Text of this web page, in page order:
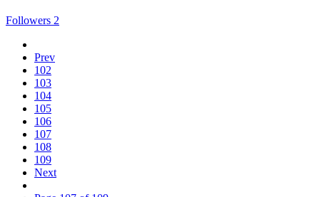
Followers 2
Prev
102
103
104
105
106
107
108
109
Next